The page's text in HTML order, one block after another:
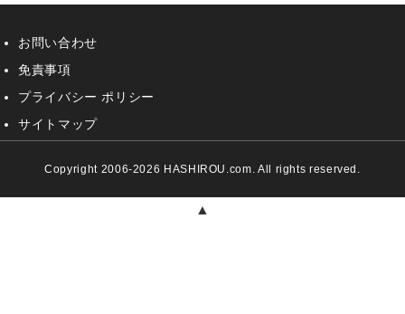
お問い合わせ
免責事項
プライバシー ポリシー
サイトマップ
Copyright 2006-2026 HASHIROU.com. All rights reserved.
▲